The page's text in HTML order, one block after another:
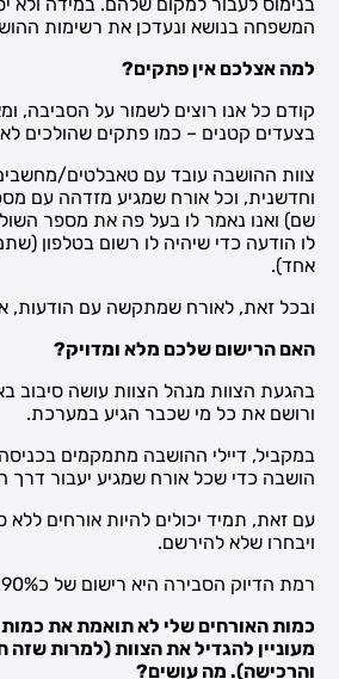
המשפחה בנושא ונעדכן את רשימות
למה אצלכם אין פתקים?
קודם כל אנו רוצים לשמור על הסביבה,
בצעדים קטנים – כמו פתקים שהולכים
צוות ההושבה עובד עם טאבלטים/
וחדשנית, וכל אורח שמגיע מזדהה עם
שם) ואנו נאמר לו בעל פה את מספר
לו הודעה כדי שיהיה לו רשום בטלפון
אחד).
ובכל זאת, לאורח שמתקשה עם הודעות,
האם הרישום שלכם מלא ומדויק?
בהגעת הצוות מנהל הצוות עושה סיבוב
ורושם את כל מי שכבר הגיע במערכת.
במקביל, דיילי ההושבה מתמקמים
הושבה כדי שכל אורח שמגיע יעבור דרך
עם זאת, תמיד יכולים להיות אורחים ללא
ויבחרו שלא להירשם.
רמת הדיוק הסבירה היא רישום של כ90% מהאורחים.
כמות האורחים שלי לא תואמת את כמות
מעוניין להגדיל את הצוות (למרות
והרכישה). מה עושים?